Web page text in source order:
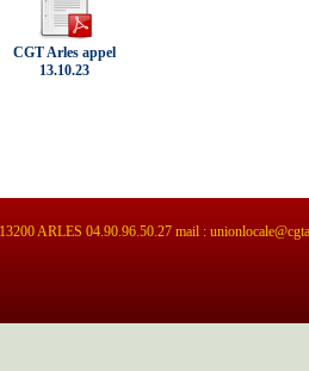
-
CGT Arles appel
13.10.23
ARLES 04.90.96.50.27 mail :